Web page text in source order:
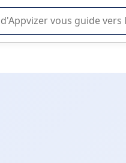
dans l'utilisation ou la